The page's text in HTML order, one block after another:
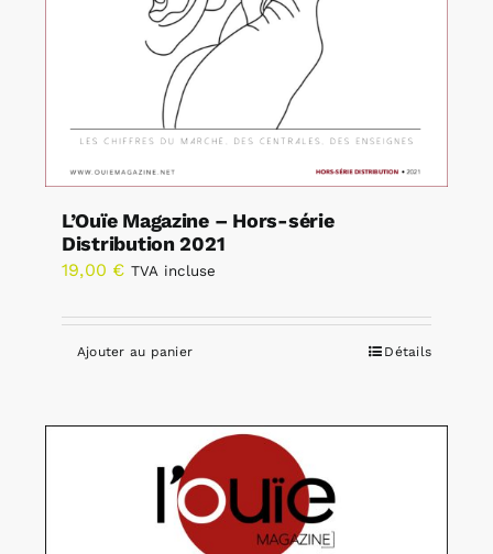
L’Ouïe Magazine – Hors-série
Distribution 2021
19,00 € TVA incluse
Ajouter au panier Détails